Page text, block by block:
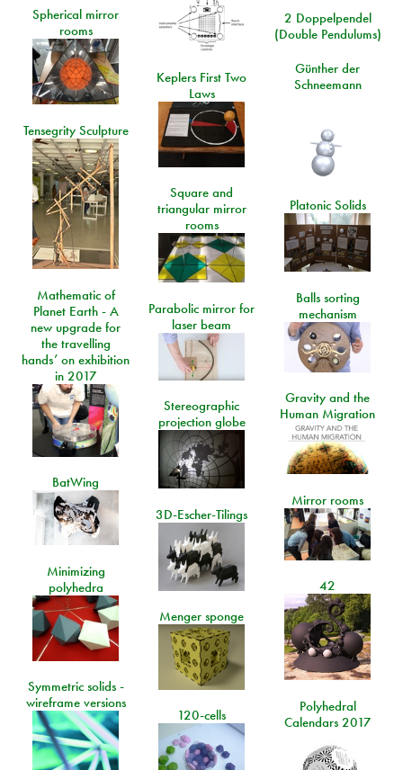
Spherical mirror
rooms
2 Doppelpendel
(Double Pendulums)
Günther der
Schneemann
Keplers First Two
Laws
Tensegrity Sculpture
Square and
triangular mirror
rooms
Platonic Solids
Mathematic of
Planet Earth - A
new upgrade for
the travelling
hands’ on exhibition
in 2017
Balls sorting
mechanism
Parabolic mirror for
laser beam
Gravity and the
Human Migration
Stereographic
projection globe
BatWing
Mirror rooms
3D-Escher-Tilings
Minimizing
polyhedra
42
Menger sponge
Symmetric solids -
wireframe versions
Polyhedral
Calendars 2017
120-cells